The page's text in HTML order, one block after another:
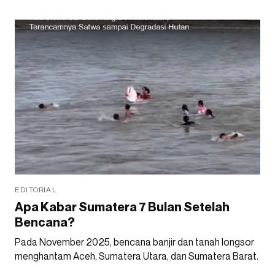
EDITORIAL
Apa Kabar Sumatera 7 Bulan Setelah
Bencana?
Pada November 2025, bencana banjir dan tanah longsor
menghantam Aceh, Sumatera Utara, dan Sumatera Barat.